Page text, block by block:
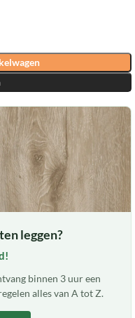
leggen?
binnen 3 uur een
alles van A tot Z.